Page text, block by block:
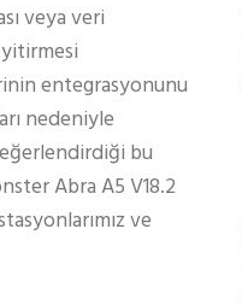
veya veri
entegrasyonunu
nedeniyle
bu
Abra A5 V18.2
ve